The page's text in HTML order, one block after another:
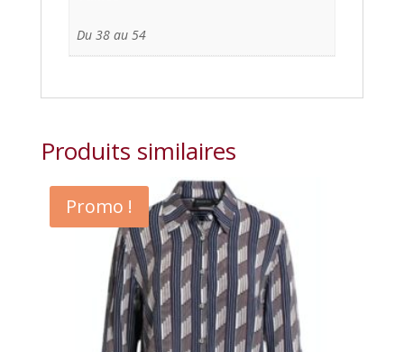
Du 38 au 54
Produits similaires
Promo !